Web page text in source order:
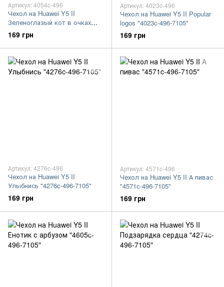
Артикул: 4054c-496
Чехол на Huawei Y5 II
Зеленоглазый кот в очках
"4054c-496-7105"
169 грн
Артикул: 4023c-496
Чехол на Huawei Y5 II Popular
logos "4023c-496-7105"
169 грн
Артикул: 4276c-496
Чехол на Huawei Y5 II
Улыбнись "4276c-496-7105"
169 грн
Артикул: 4571c-496
Чехол на Huawei Y5 II А пивас
"4571c-496-7105"
169 грн